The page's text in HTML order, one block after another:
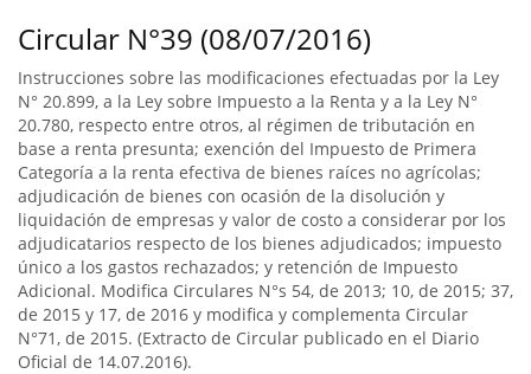
Circular N°39 (08/07/2016)
Instrucciones sobre las modificaciones efectuadas por la Ley
N° 20.899, a la Ley sobre Impuesto a la Renta y a la Ley N°
20.780, respecto entre otros, al régimen de tributación en
base a renta presunta; exención del Impuesto de Primera
Categoría a la renta efectiva de bienes raíces no agrícolas;
adjudicación de bienes con ocasión de la disolución y
liquidación de empresas y valor de costo a considerar por los
adjudicatarios respecto de los bienes adjudicados; impuesto
único a los gastos rechazados; y retención de Impuesto
Adicional. Modifica Circulares N°s 54, de 2013; 10, de 2015; 37,
de 2015 y 17, de 2016 y modifica y complementa Circular
N°71, de 2015. (Extracto de Circular publicado en el Diario
Oficial de 14.07.2016).